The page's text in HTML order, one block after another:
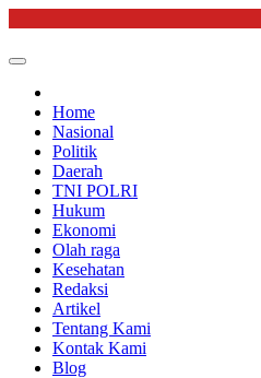
content
Home
Nasional
Politik
Daerah
TNI POLRI
Hukum
Ekonomi
Olah raga
Kesehatan
Redaksi
Artikel
Tentang Kami
Kontak Kami
Blog